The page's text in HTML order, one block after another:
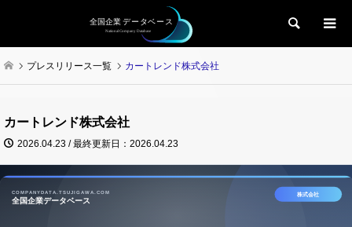
検索
プレスリリース一覧 カートレンド株式会社
カートレンド株式会社
2026.04.23 / 最終更新日：2026.04.23